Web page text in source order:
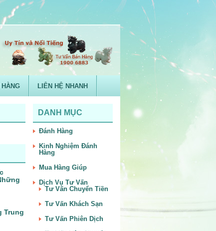
LIÊN HỆ NHANH
Trung
DANH MỤC
Đánh Hàng
Kinh Nghiệm Đánh
Hàng
Mua Hàng Giúp
Dịch Vụ Tư Vấn
Tư Vấn Chuyển Tiền
Tư Vấn Khách Sạn
Tư Vấn Phiên Dịch